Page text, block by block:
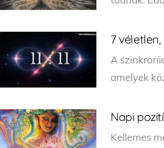
7
A
amelyek
Napi
Kellemes